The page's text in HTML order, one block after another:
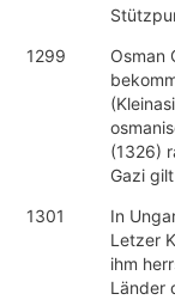
1299
Osman
(1326)
Gazi
1301
In
Letzer
ihm
Länder